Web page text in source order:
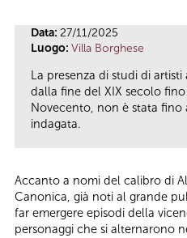
Data: 27/11/2025
Luogo: Villa Borghese
La presenza di studi di
dalla fine del XIX secolo
Novecento, non è stata fino
indagata.
Accanto a nomi del calibro di
Canonica, già noti al grande
far emergere episodi della
personaggi che si alternarono